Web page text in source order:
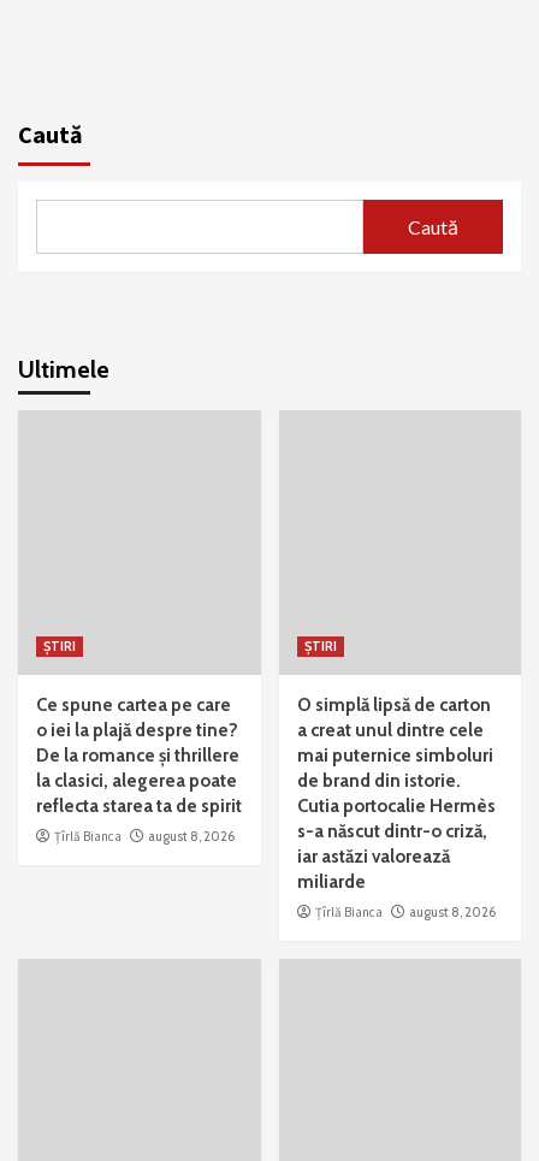
Caută
Caută
Ultimele
ȘTIRI
Ce spune cartea pe care
o iei la plajă despre tine?
De la romance și thrillere
la clasici, alegerea poate
reflecta starea ta de spirit
Țîrlă Bianca august 8, 2026
ȘTIRI
O simplă lipsă de carton
a creat unul dintre cele
mai puternice simboluri
de brand din istorie.
Cutia portocalie Hermès
s-a născut dintr-o criză,
iar astăzi valorează
miliarde
Țîrlă Bianca august 8, 2026